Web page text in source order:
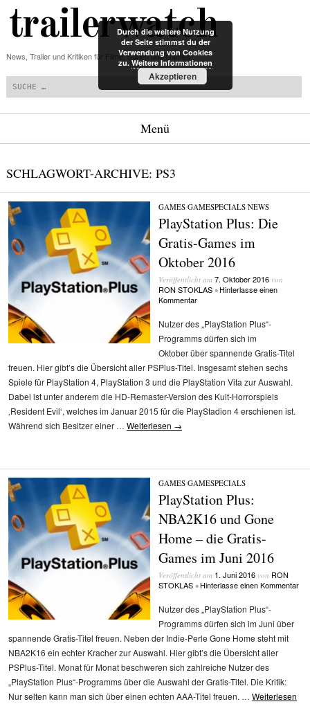
trailerwatch
News, Trailer und Kritiken für Filme, Serien und Games
Menü
SCHLAGWORT-ARCHIVE: PS3
GAMES/GAMESPECIALS/NEWS
PlayStation Plus: Die
Gratis-Games im
Oktober 2016
Veröffentlicht am 7. Oktober 2016von
RON STOKLAS • Hinterlasse einen
Kommentar
Nutzer des „PlayStation Plus“-
Programms dürfen sich im
Oktober über spannende Gratis-Titel
freuen. Hier gibt’s die Übersicht aller PSPlus-Titel. Insgesamt stehen sechs
Spiele für PlayStation 4, PlayStation 3 und die PlayStation Vita zur Auswahl.
Dabei ist unter anderem die HD-Remaster-Version des Kult-Horrorspiels
‚Resident Evil‘, welches im Januar 2015 für die PlayStadion 4 erschienen ist.
Während sich Besitzer einer … Weiterlesen →
GAMES/GAMESPECIALS
PlayStation Plus:
NBA2K16 und Gone
Home – die Gratis-
Games im Juni 2016
Veröffentlicht am 1. Juni 2016von RON
STOKLAS • Hinterlasse einen Kommentar
Nutzer des „PlayStation Plus“-
Programms dürfen sich im Juni über
spannende Gratis-Titel freuen. Neben der Indie-Perle Gone Home steht mit
NBA2K16 ein echter Kracher zur Auswahl. Hier gibt’s die Übersicht aller
PSPlus-Titel. Monat für Monat beschweren sich zahlreiche Nutzer des
„PlayStation Plus“-Programms über die Auswahl der Gratis-Titel. Die Kritik:
Nur selten kann man sich über einen echten AAA-Titel freuen. … Weiterlesen
Durch die weitere Nutzung
der Seite stimmst du der
Verwendung von Cookies
zu. Weitere Informationen
Akzeptieren